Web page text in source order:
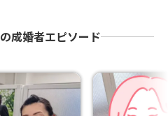
成婚者エピソード